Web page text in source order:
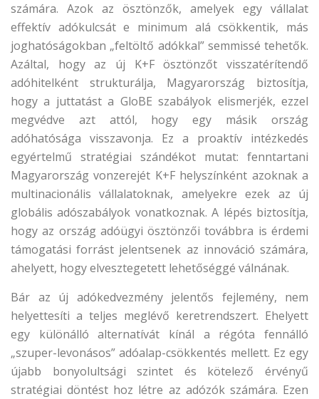
számára. Azok az ösztönzők, amelyek egy vállalat
effektív adókulcsát e minimum alá csökkentik, más
joghatóságokban „feltöltő adókkal” semmissé tehetők.
Azáltal, hogy az új K+F ösztönzőt visszatérítendő
adóhitelként strukturálja, Magyarország biztosítja,
hogy a juttatást a GloBE szabályok elismerjék, ezzel
megvédve azt attól, hogy egy másik ország
adóhatósága visszavonja. Ez a proaktív intézkedés
egyértelmű stratégiai szándékot mutat: fenntartani
Magyarország vonzerejét K+F helyszínként azoknak a
multinacionális vállalatoknak, amelyekre ezek az új
globális adószabályok vonatkoznak. A lépés biztosítja,
hogy az ország adóügyi ösztönzői továbbra is érdemi
támogatási forrást jelentsenek az innováció számára,
ahelyett, hogy elvesztegetett lehetőséggé válnának.
Bár az új adókedvezmény jelentős fejlemény, nem
helyettesíti a teljes meglévő keretrendszert. Ehelyett
egy különálló alternatívát kínál a régóta fennálló
„szuper-levonásos” adóalap-csökkentés mellett. Ez egy
újabb bonyolultsági szintet és kötelező érvényű
stratégiai döntést hoz létre az adózók számára. Ezen